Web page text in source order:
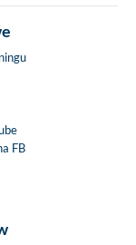
FB